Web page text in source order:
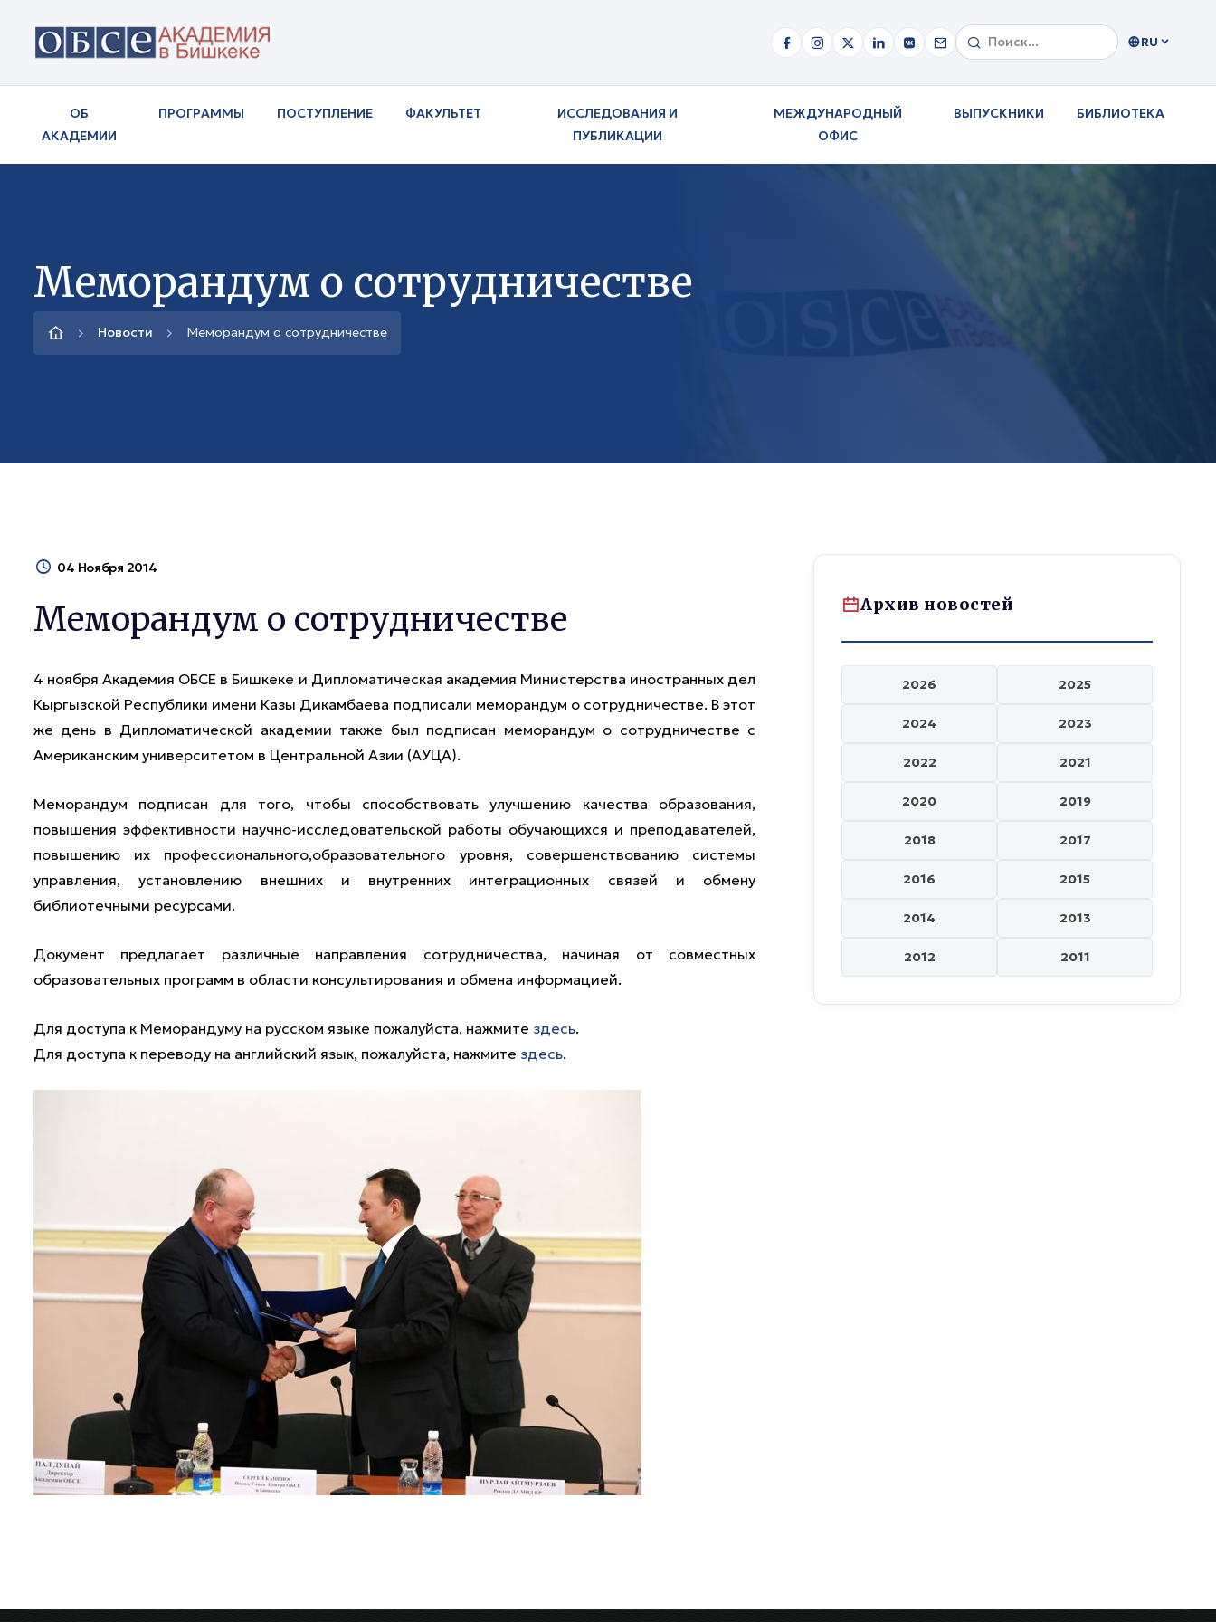
RU
ОБ
АКАДЕМИИ
ПРОГРАММЫ ПОСТУПЛЕНИЕ ФАКУЛЬТЕТ
ИССЛЕДОВАНИЯ И
ПУБЛИКАЦИИ
МЕЖДУНАРОДНЫЙ
ОФИС
ВЫПУСКНИКИ БИБЛИОТЕКА
Меморандум о сотрудничестве
Новости Меморандум о сотрудничестве
04 Ноября 2014
Меморандум о сотрудничестве
4 ноября Академия ОБСЕ в Бишкеке и Дипломатическая академия Министерства иностранных дел
Кыргызской Республики имени Казы Дикамбаева подписали меморандум о сотрудничестве. В этот
же день в Дипломатической академии также был подписан меморандум о сотрудничестве с
Американским университетом в Центральной Азии (АУЦА).
Меморандум подписан для того, чтобы способствовать улучшению качества образования,
повышения эффективности научно-исследовательской работы обучающихся и преподавателей,
повышению их профессионального,образовательного уровня, совершенствованию системы
управления, установлению внешних и внутренних интеграционных связей и обмену
библиотечными ресурсами.
Документ предлагает различные направления сотрудничества, начиная от совместных
образовательных программ в области консультирования и обмена информацией.
Для доступа к Меморандуму на русском языке пожалуйста, нажмите здесь.
Для доступа к переводу на английский язык, пожалуйста, нажмите здесь.
Архив новостей
2026 2025
2024 2023
2022 2021
2020 2019
2018 2017
2016 2015
2014 2013
2012 2011